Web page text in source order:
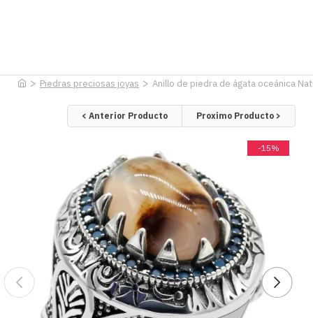
Piedras preciosas joyas Anillo de piedra de ágata oceánica
< Anterior Producto Proximo Producto >
-15%